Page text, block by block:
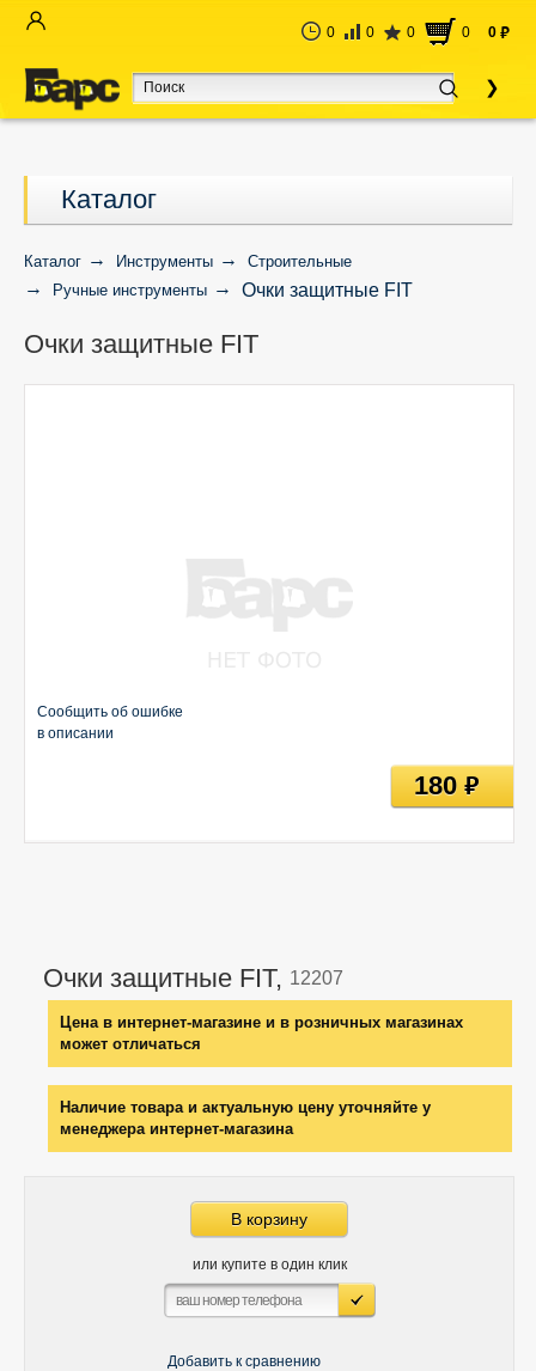
0 0 0 0 0 руб
Каталог
Каталог Инструменты
Строительные
Ручные инструменты
Очки защитные FIT
Очки защитные FIT
Очки защитные FIT, 12207
Цена в интернет-магазине и в розничных магазинах
может отличаться
Наличие товара и актуальную цену уточняйте у
менеджера интернет-магазина
В корзину
или купите в один клик
Добавить к сравнению
Сообщить об ошибке
в описании
180руб